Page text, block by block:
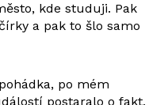
kde studuji. Pak
a pak to šlo samo
po mém
postaralo o fakt,